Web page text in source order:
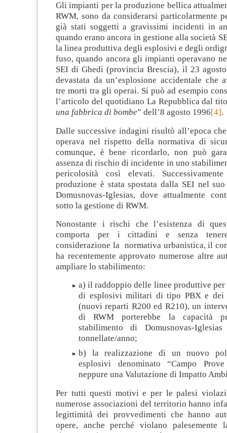
Gli impianti per la produzione bellica
RWM, sono da considerarsi particolarmente
già stati soggetti a gravissimi incidenti in
quando erano ancora in gestione alla società
la linea produttiva degli esplosivi e degli
fuso, quando ancora gli impianti operavano
SEI di Ghedi (provincia Brescia), il 23
devastata da un’esplosione accidentale che
tre morti tra gli operai. Si può ad esempio
l’articolo del quotidiano La Repubblica dal
una fabbrica di bombe” dell’8 agosto 1996[4].
Dalle successive indagini risultò all’epoca
operava nel rispetto della normativa di
comunque, è bene ricordarlo, non può
assenza di rischio di incidente in uno
pericolosità così elevati.
produzione è stata spostata dalla SEI nel
Domusnovas-Iglesias, dove attualmente
sotto la gestione di RWM.
Nonostante i rischi che l’esistenza di
comporta per i cittadini e senza
considerazione la normativa urbanistica, il
ha recentemente approvato numerose altre
ampliare lo stabilimento:
a) il raddoppio delle linee produttive
di esplosivi militari di tipo PBX e
(nuovi reparti R200 ed R210), un
di RWM porterebbe la capacità
stabilimento di Domusnovas-
tonnellate/anno;
b) la realizzazione di un nuovo
esplosivi denominato “Campo
neppure una Valutazione di Impatto
Per tutti questi motivi e per le palesi
numerose associazioni del territorio hanno
legittimità dei provvedimenti che hanno
opere, anche perché violano palesemente